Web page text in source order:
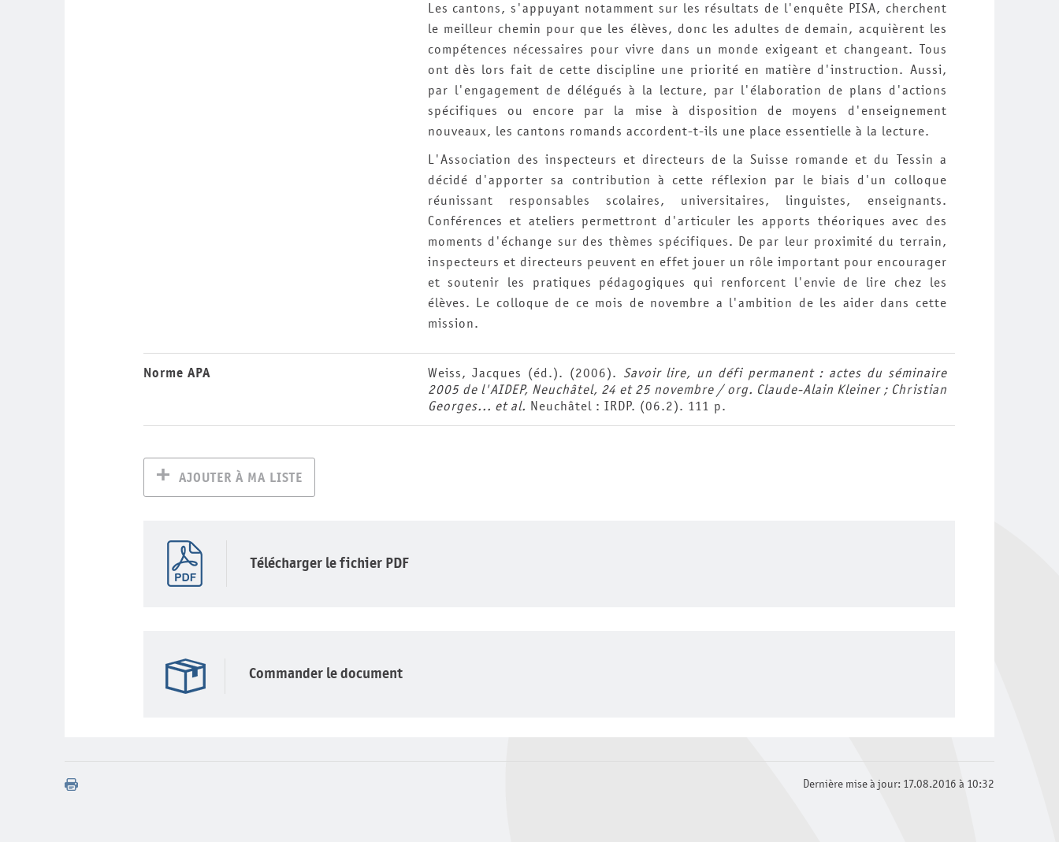
Les cantons, s'appuyant notamment sur les résultats de l'enquête PISA, cherchent
le meilleur chemin pour que les élèves, donc les adultes de demain, acquièrent les
compétences nécessaires pour vivre dans un monde exigeant et changeant. Tous
ont dès lors fait de cette discipline une priorité en matière d'instruction. Aussi,
par l'engagement de délégués à la lecture, par l'élaboration de plans d'actions
spécifiques ou encore par la mise à disposition de moyens d'enseignement
nouveaux, les cantons romands accordent-t-ils une place essentielle à la lecture.
L'Association des inspecteurs et directeurs de la Suisse romande et du Tessin a
décidé d'apporter sa contribution à cette réflexion par le biais d'un colloque
réunissant responsables scolaires, universitaires, linguistes, enseignants.
Conférences et ateliers permettront d'articuler les apports théoriques avec des
moments d'échange sur des thèmes spécifiques. De par leur proximité du terrain,
inspecteurs et directeurs peuvent en effet jouer un rôle important pour encourager
et soutenir les pratiques pédagogiques qui renforcent l'envie de lire chez les
élèves. Le colloque de ce mois de novembre a l'ambition de les aider dans cette
mission.
Norme APA Weiss, Jacques (éd.). (2006). Savoir lire, un défi permanent : actes du séminaire
2005 de l'AIDEP, Neuchâtel, 24 et 25 novembre / org. Claude-Alain Kleiner ; Christian
Georges... et al. Neuchâtel : IRDP. (06.2). 111 p.
AJOUTER À MA LISTE
Télécharger le fichier PDF
Commander le document
Dernière mise à jour: 17.08.2016 à 10:32